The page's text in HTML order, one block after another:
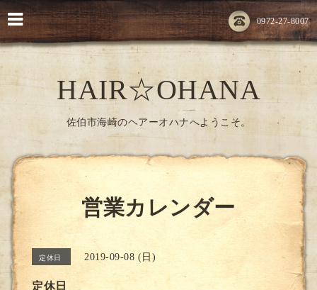
0972-27-8007
HAIR☆OHANA
佐伯市海崎のヘアーオハナへようこそ。
営業カレンダー
定休日 2019-09-08 (日)
定休日